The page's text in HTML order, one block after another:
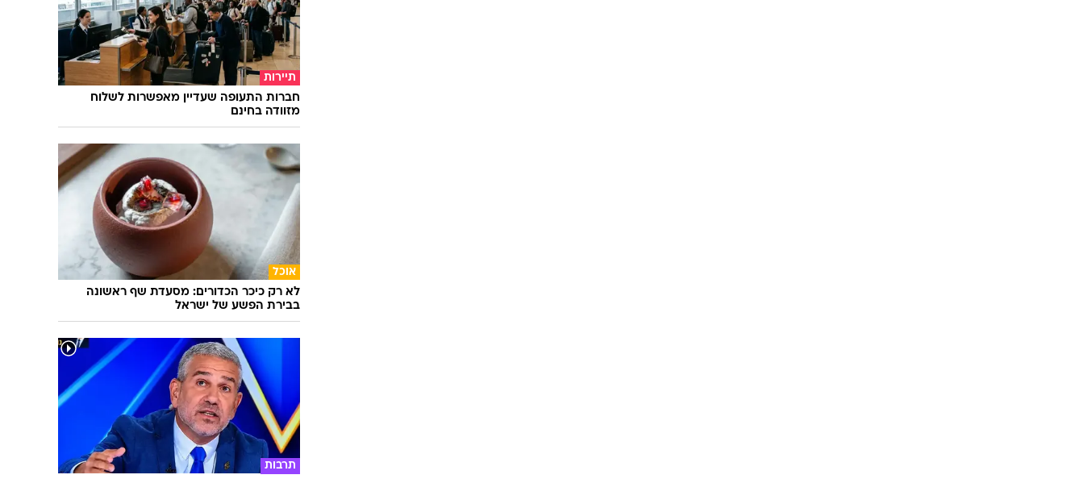
תיירות
חברות התעופה שעדיין מאפשרות לשלוח
מזוודה בחינם
אוכל
לא רק כיכר הכדורים: מסעדת שף ראשונה
בבירת הפשע של ישראל
תרבות